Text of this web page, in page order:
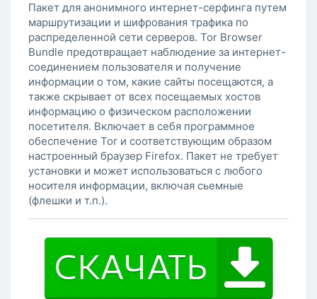
Пакет для анонимного интернет-серфинга путем
маршрутизации и шифрования трафика по
распределенной сети серверов. Tor Browser
Bundle предотвращает наблюдение за интернет-
соединением пользователя и получение
информации о том, какие сайты посещаются, а
также скрывает от всех посещаемых хостов
информацию о физическом расположении
посетителя. Включает в себя программное
обеспечение Tor и соответствующим образом
настроенный браузер Firefox. Пакет не требует
установки и может использоваться с любого
носителя информации, включая сьемные
(флешки и т.п.).